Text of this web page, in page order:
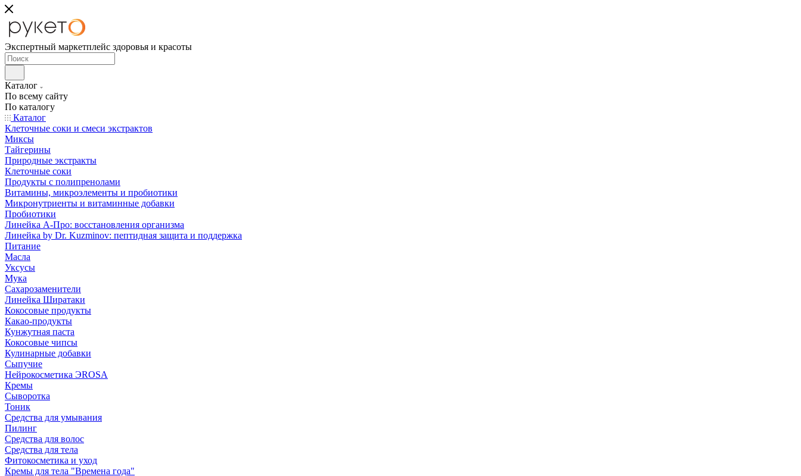
Экспертный маркетплейс здоровья и красоты
Каталог
По всему сайту
По каталогу
Каталог
Клеточные соки и смеси экстрактов
Миксы
Тайгерины
Природные экстракты
Клеточные соки
Продукты с полипренолами
Витамины, микроэлементы и пробиотики
Микронутриенты и витаминные добавки
Пробиотики
Линейка А-Про: восстановления организма
Линейка by Dr. Kuzminov: пептидная защита и поддержка
Питание
Масла
Уксусы
Мука
Сахарозаменители
Линейка Ширатаки
Кокосовые продукты
Какао-продукты
Кунжутная паста
Кокосовые чипсы
Кулинарные добавки
Сыпучие
Нейрокосметика ЭROSA
Кремы
Сыворотка
Тоник
Средства для умывания
Пилинг
Средства для волос
Средства для тела
Фитокосметика и уход
Кремы для тела "Времена года"